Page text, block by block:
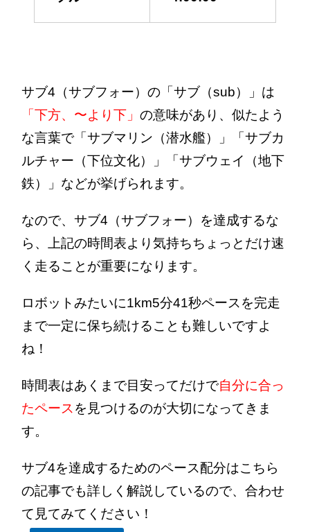
サブ4（サブフォー）の「サブ（sub）」は
「下方、〜より下」の意味があり、似たよう
な言葉で「サブマリン（潜水艦）」「サブカ
ルチャー（下位文化）」「サブウェイ（地下
鉄）」などが挙げられます。
なので、サブ4（サブフォー）を達成するな
ら、上記の時間表より気持ちちょっとだけ速
く走ることが重要になります。
ロボットみたいに1km5分41秒ペースを完走
まで一定に保ち続けることも難しいですよ
ね！
時間表はあくまで目安ってだけで自分に合っ
たペース を見つけるのが大切になってきま
す。
サブ4を達成するためのペース配分はこちら
の記事でも詳しく解説しているので、合わせ
て見てみてください！